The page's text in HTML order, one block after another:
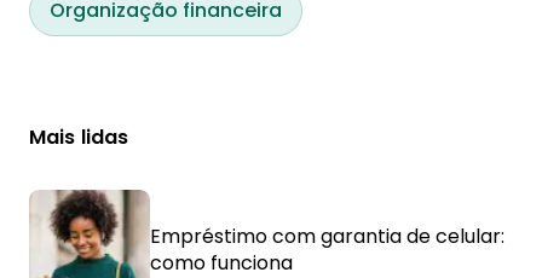
Organização financeira
Mais lidas
Empréstimo com garantia de celular:
como funciona